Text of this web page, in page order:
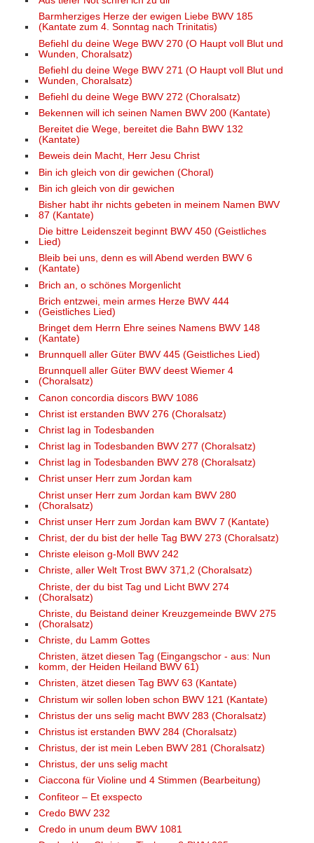
Barmherziges Herze der ewigen Liebe BWV 185
(Kantate zum 4. Sonntag nach Trinitatis)
Befiehl du deine Wege BWV 270 (O Haupt voll Blut und
Wunden, Choralsatz)
Befiehl du deine Wege BWV 271 (O Haupt voll Blut und
Wunden, Choralsatz)
Befiehl du deine Wege BWV 272 (Choralsatz)
Bekennen will ich seinen Namen BWV 200 (Kantate)
Bereitet die Wege, bereitet die Bahn BWV 132
(Kantate)
Beweis dein Macht, Herr Jesu Christ
Bin ich gleich von dir gewichen (Choral)
Bin ich gleich von dir gewichen
Bisher habt ihr nichts gebeten in meinem Namen BWV
87 (Kantate)
Die bittre Leidenszeit beginnt BWV 450 (Geistliches
Lied)
Bleib bei uns, denn es will Abend werden BWV 6
(Kantate)
Brich an, o schönes Morgenlicht
Brich entzwei, mein armes Herze BWV 444
(Geistliches Lied)
Bringet dem Herrn Ehre seines Namens BWV 148
(Kantate)
Brunnquell aller Güter BWV 445 (Geistliches Lied)
Brunnquell aller Güter BWV deest Wiemer 4
(Choralsatz)
Canon concordia discors BWV 1086
Christ ist erstanden BWV 276 (Choralsatz)
Christ lag in Todesbanden
Christ lag in Todesbanden BWV 277 (Choralsatz)
Christ lag in Todesbanden BWV 278 (Choralsatz)
Christ unser Herr zum Jordan kam
Christ unser Herr zum Jordan kam BWV 280
(Choralsatz)
Christ unser Herr zum Jordan kam BWV 7 (Kantate)
Christ, der du bist der helle Tag BWV 273 (Choralsatz)
Christe eleison g-Moll BWV 242
Christe, aller Welt Trost BWV 371,2 (Choralsatz)
Christe, der du bist Tag und Licht BWV 274
(Choralsatz)
Christe, du Beistand deiner Kreuzgemeinde BWV 275
(Choralsatz)
Christe, du Lamm Gottes
Christen, ätzet diesen Tag (Eingangschor - aus: Nun
komm, der Heiden Heiland BWV 61)
Christen, ätzet diesen Tag BWV 63 (Kantate)
Christum wir sollen loben schon BWV 121 (Kantate)
Christus der uns selig macht BWV 283 (Choralsatz)
Christus ist erstanden BWV 284 (Choralsatz)
Christus, der ist mein Leben BWV 281 (Choralsatz)
Christus, der uns selig macht
Ciaccona für Violine und 4 Stimmen (Bearbeitung)
Confiteor – Et exspecto
Credo BWV 232
Credo in unum deum BWV 1081